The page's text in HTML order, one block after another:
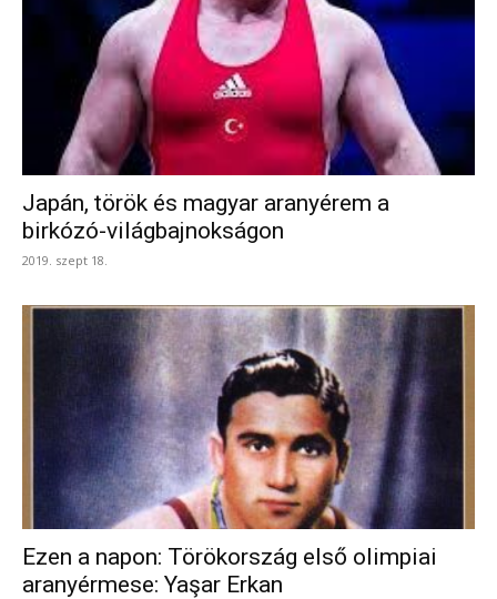
Japán, török és magyar aranyérem a
birkózó-világbajnokságon
2019. szept 18.
Ezen a napon: Törökország első olimpiai
aranyérmese: Yaşar Erkan